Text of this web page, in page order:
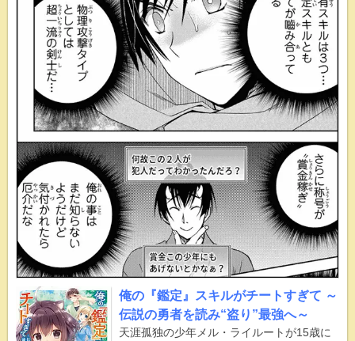
俺の『鑑定』スキルがチートすぎて ～
伝説の勇者を読み“盗り”最強へ～
天涯孤独の少年メル・ライルートが15歳に